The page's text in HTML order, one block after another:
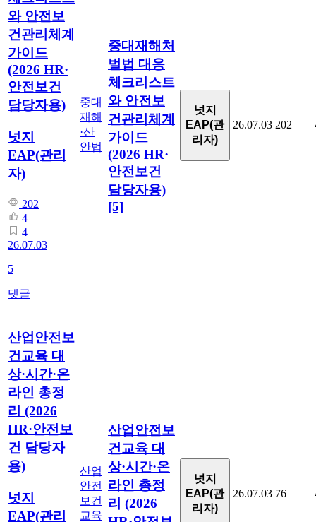
와 안전보
건관리체계
가이드
(2026 HR·
안전보건
담당자용)
넛지
EAP(관리
자)
202
4
4
26.07.03
5
댓글
중대
재해
·산
안법
중대재해처
벌법 대응
체크리스트
와 안전보
건관리체계
가이드
(2026 HR·
안전보건
담당자용)
[5]
넛지
EAP(관
리자)
26.07.03 202
산업안전보
건교육 대
상·시간·온
라인 총정
리 (2026
HR·안전보
건 담당자
용)
넛지
EAP(관리
산업
안전
보건
교육
산업안전보
건교육 대
상·시간·온
라인 총정
리 (2026
넛지
EAP(관
리자)
26.07.03 76